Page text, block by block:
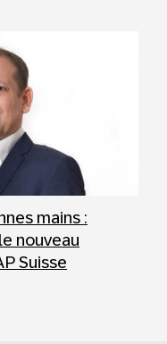
mains :
nouveau
Suisse